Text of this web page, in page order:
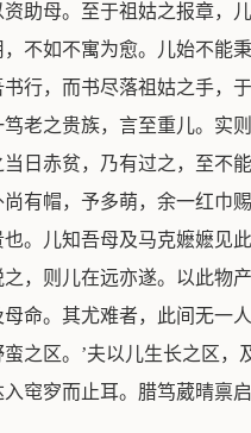
资助母。至于祖姑之报章，
不如不寓为愈。儿始不能
行，而书尽落祖姑之手，
老之贵族，言至重儿。实
日赤贫，乃有过之，至不
有帽，予多萌，余一红巾
。儿知吾母及马克嬷嬷见
，则儿在远亦遂。以此物
命。其尤难者，此间无一
之区。’夫以儿生长之区
窀穸而止耳。腊笃葳晴禀